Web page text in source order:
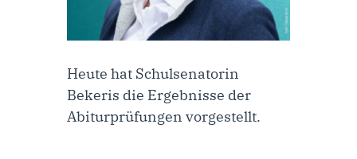
Heute hat Schulsenatorin
Bekeris die Ergebnisse der
Abiturprüfungen vorgestellt.